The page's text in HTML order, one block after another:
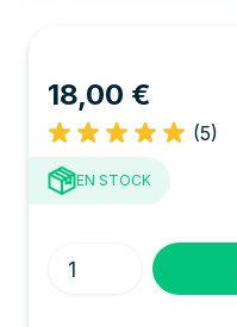
18,00 €
(5)
EN STOCK
Quantité